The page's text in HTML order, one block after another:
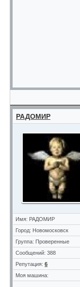
РАДОМИР
Имя: РАДОМИР
Город: Новомосковск
Группа: Проверенные
Сообщений: 388
Репутация: 6
Моя машина: